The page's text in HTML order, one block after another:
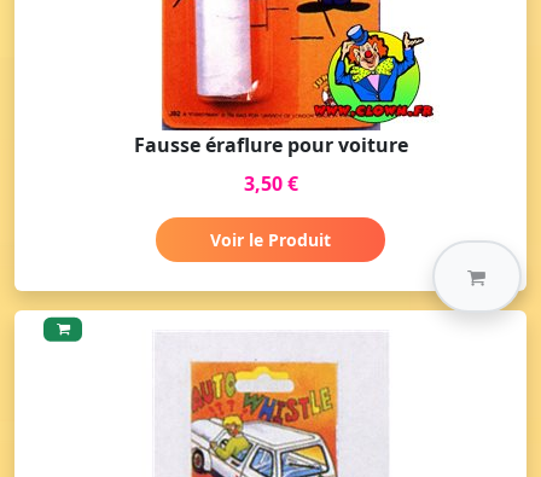
Fausse éraflure pour voiture
3,50 €
Voir le Produit